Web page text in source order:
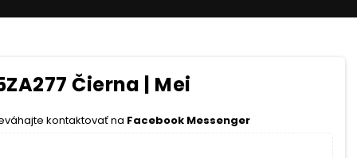
Čierna | Mei
kontaktovať na Facebook Messenger